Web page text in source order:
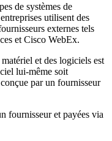
de systèmes de
utilisent des
externes tels
et Cisco WebEx.
et des logiciels est
lui-même soit
par un fournisseur
fournisseur et payées via